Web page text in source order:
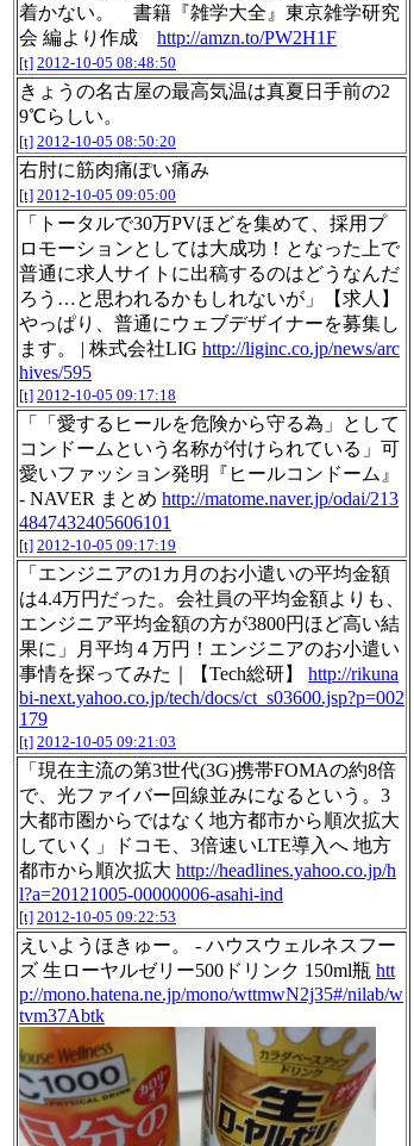
着かない。 書籍『雑学大全』東京雑学研究
会 編より作成 http://amzn.to/PW2H1F
[t] 2012-10-05 08:48:50
きょうの名古屋の最高気温は真夏日手前の2
9℃らしい。
[t] 2012-10-05 08:50:20
右肘に筋肉痛ぽい痛み
[t] 2012-10-05 09:05:00
「トータルで30万PVほどを集めて、採用プ
ロモーションとしては大成功！となった上で
普通に求人サイトに出稿するのはどうなんだ
ろう…と思われるかもしれないが」【求人】
やっぱり、普通にウェブデザイナーを募集し
ます。 | 株式会社LIG http://liginc.co.jp/news/arc
hives/595
[t] 2012-10-05 09:17:18
「「愛するヒールを危険から守る為」として
コンドームという名称が付けられている」可
愛いファッション発明『ヒールコンドーム』
- NAVER まとめ http://matome.naver.jp/odai/213
4847432405606101
[t] 2012-10-05 09:17:19
「エンジニアの1カ月のお小遣いの平均金額
は4.4万円だった。会社員の平均金額よりも、
エンジニア平均金額の方が3800円ほど高い結
果に」月平均４万円！エンジニアのお小遣い
事情を探ってみた｜【Tech総研】 http://rikuna
bi-next.yahoo.co.jp/tech/docs/ct_s03600.jsp?p=002
179
[t] 2012-10-05 09:21:03
「現在主流の第3世代(3G)携帯FOMAの約8倍
で、光ファイバー回線並みになるという。3
大都市圏からではなく地方都市から順次拡大
していく」ドコモ、3倍速いLTE導入へ 地方
都市から順次拡大 http://headlines.yahoo.co.jp/h
l?a=20121005-00000006-asahi-ind
[t] 2012-10-05 09:22:53
えいようほきゅー。 - ハウスウェルネスフー
ズ 生ローヤルゼリー500ドリンク 150ml瓶 htt
p://mono.hatena.ne.jp/mono/wttmwN2j35#/nilab/w
tvm37Abtk